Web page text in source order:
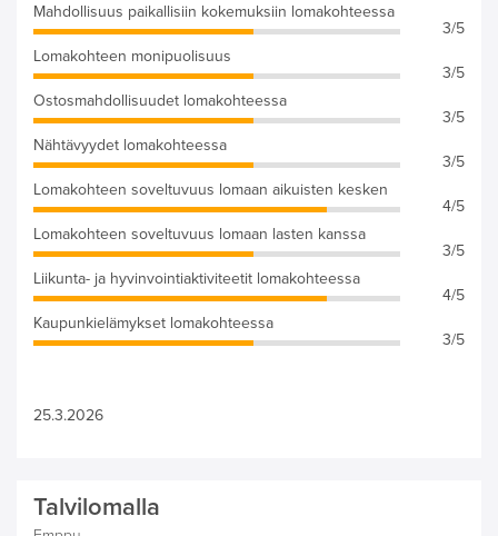
Mahdollisuus paikallisiin kokemuksiin lomakohteessa
3/5
Lomakohteen monipuolisuus
3/5
Ostosmahdollisuudet lomakohteessa
3/5
Nähtävyydet lomakohteessa
3/5
Lomakohteen soveltuvuus lomaan aikuisten kesken
4/5
Lomakohteen soveltuvuus lomaan lasten kanssa
3/5
Liikunta- ja hyvinvointiaktiviteetit lomakohteessa
4/5
Kaupunkielämykset lomakohteessa
3/5
25.3.2026
Talvilomalla